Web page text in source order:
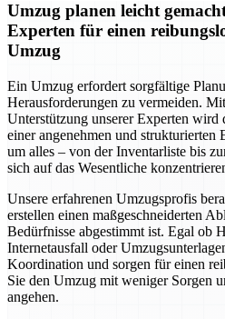
Umzug planen leicht
Experten für einen
Umzug
Ein Umzug erfordert sorgfältige
Herausforderungen zu vermeiden.
Unterstützung unserer Experten
einer angenehmen und
um alles – von der Inventarliste bis
sich auf das Wesentliche
Unsere erfahrenen Umzugsprofis
erstellen einen maßgeschneiderten
Bedürfnisse abgestimmt ist. Egal ob
Internetausfall oder
Koordination und sorgen für einen
Sie den Umzug mit weniger Sorgen
angehen.